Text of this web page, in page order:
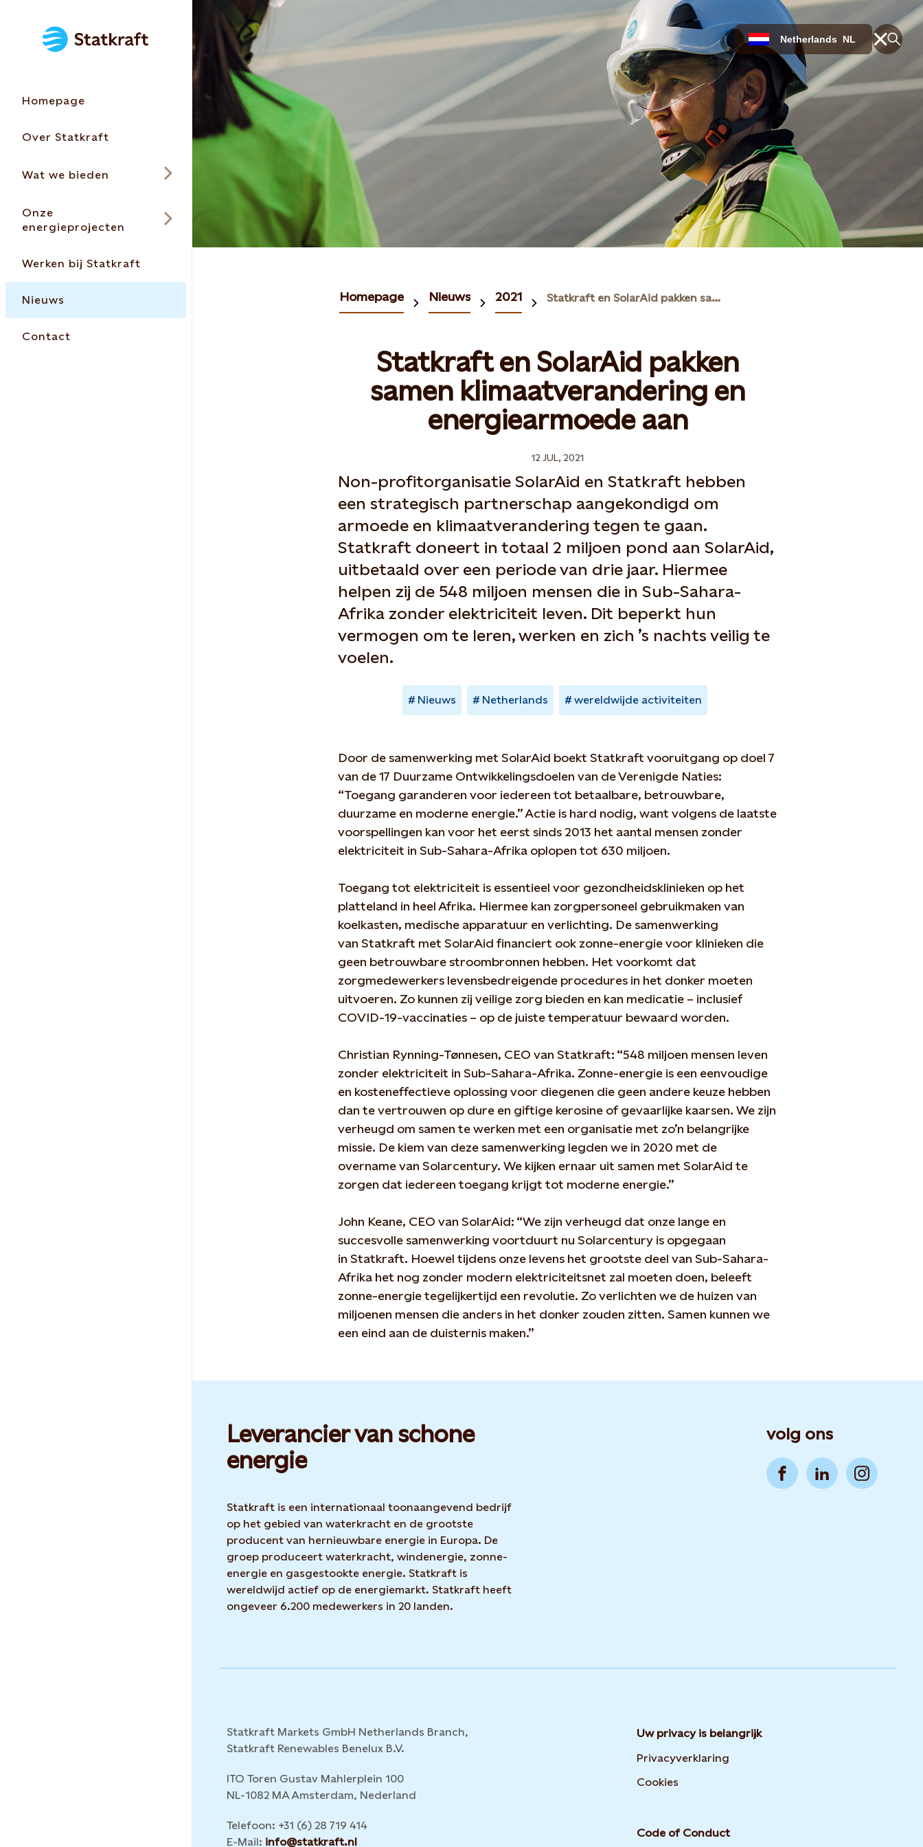
Homepage
Over Statkraft
Wat we bieden
Onze
energieprojecten
Werken bij Statkraft
Nieuws
Contact
Netherlands NL
Homepage Nieuws 2021 Statkraft en SolarAid pakken samen klimaatverandering en energiearmoede aan
Statkraft en SolarAid pakken
samen klimaatverandering en
energiearmoede aan
12 JUL, 2021
Non-profitorganisatie SolarAid en Statkraft hebben
een strategisch partnerschap aangekondigd om
armoede en klimaatverandering tegen te gaan.
Statkraft doneert in totaal 2 miljoen pond aan SolarAid,
uitbetaald over een periode van drie jaar. Hiermee
helpen zij de 548 miljoen mensen die in Sub-Sahara-
Afrika zonder elektriciteit leven. Dit beperkt hun
vermogen om te leren, werken en zich ’s nachts veilig te
voelen.
Nieuws Netherlands wereldwijde activiteiten
Door de samenwerking met SolarAid boekt Statkraft vooruitgang op doel 7
van de 17 Duurzame Ontwikkelingsdoelen van de Verenigde Naties:
“Toegang garanderen voor iedereen tot betaalbare, betrouwbare,
duurzame en moderne energie.” Actie is hard nodig, want volgens de laatste
voorspellingen kan voor het eerst sinds 2013 het aantal mensen zonder
elektriciteit in Sub-Sahara-Afrika oplopen tot 630 miljoen.
Toegang tot elektriciteit is essentieel voor gezondheidsklinieken op het
platteland in heel Afrika. Hiermee kan zorgpersoneel gebruikmaken van
koelkasten, medische apparatuur en verlichting. De samenwerking
van Statkraft met SolarAid financiert ook zonne-energie voor klinieken die
geen betrouwbare stroombronnen hebben. Het voorkomt dat
zorgmedewerkers levensbedreigende procedures in het donker moeten
uitvoeren. Zo kunnen zij veilige zorg bieden en kan medicatie – inclusief
COVID-19-vaccinaties – op de juiste temperatuur bewaard worden.
Christian Rynning-Tønnesen, CEO van Statkraft: “548 miljoen mensen leven
zonder elektriciteit in Sub-Sahara-Afrika. Zonne-energie is een eenvoudige
en kosteneffectieve oplossing voor diegenen die geen andere keuze hebben
dan te vertrouwen op dure en giftige kerosine of gevaarlijke kaarsen. We zijn
verheugd om samen te werken met een organisatie met zo’n belangrijke
missie. De kiem van deze samenwerking legden we in 2020 met de
overname van Solarcentury. We kijken ernaar uit samen met SolarAid te
zorgen dat iedereen toegang krijgt tot moderne energie.”
John Keane, CEO van SolarAid: “We zijn verheugd dat onze lange en
succesvolle samenwerking voortduurt nu Solarcentury is opgegaan
in Statkraft. Hoewel tijdens onze levens het grootste deel van Sub-Sahara-
Afrika het nog zonder modern elektriciteitsnet zal moeten doen, beleeft
zonne-energie tegelijkertijd een revolutie. Zo verlichten we de huizen van
miljoenen mensen die anders in het donker zouden zitten. Samen kunnen we
een eind aan de duisternis maken.”
Leverancier van schone
energie
Statkraft is een internationaal toonaangevend bedrijf
op het gebied van waterkracht en de grootste
producent van hernieuwbare energie in Europa. De
groep produceert waterkracht, windenergie, zonne-
energie en gasgestookte energie. Statkraft is
wereldwijd actief op de energiemarkt. Statkraft heeft
ongeveer 6.200 medewerkers in 20 landen.
volg ons
Statkraft Markets GmbH Netherlands Branch,
Statkraft Renewables Benelux B.V.
ITO Toren Gustav Mahlerplein 100
NL-1082 MA Amsterdam, Nederland
Telefoon: +31 (6) 28 719 414
E-Mail: info@statkraft.nl
Uw privacy is belangrijk
Privacyverklaring
Cookies
Code of Conduct